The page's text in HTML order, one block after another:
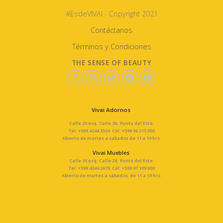
#EsdeVIVAI - Copyright 2021
Contáctanos
Términos y Condiciones
THE SENSE OF BEAUTY
Vivai Adornos
Calle 20 esq. Calle 30, Punta del Este.
Tel: +598 4244 3566 Cel: +598 96 215 000
Abierto de martes a sabados de 11 a 19 hrs.
Vivai Muebles
Calle 18 esq. Calle 29, Punta del Este.
Tel: +598 4244 2678 Cel: +598 97 109 900
Abierto de martes a sábados de 11 a 19 hrs.